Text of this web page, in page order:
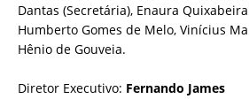
Dantas (Secretária), Enaura
Humberto Gomes de Melo, Vinícius
Hênio de Gouveia.
Diretor Executivo: Fernando James